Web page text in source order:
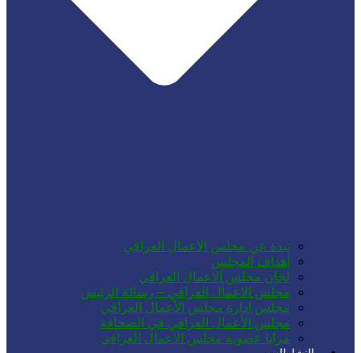
نبذة عن مجلس الاعمال العراقي
أهداف المجلس
لجان مجلس الاعمال العراقي
مجلس الاعمال العراقي – رسالة الرئيس
مجلس ادارة مجلس الأعمال العراقي
مجلس الأعمال العراقي في الصحافة
مزايا عضوية مجلس الاعمال العراقي